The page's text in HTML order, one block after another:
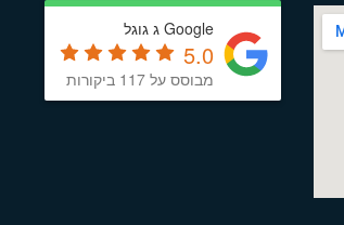
Google ג גוגל
5.0
מבוסס על 117 ביקורות